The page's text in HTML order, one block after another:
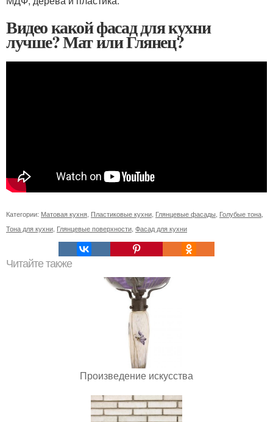
Видео какой фасад для кухни
лучше? Мат или Глянец?
Категории: Матовая кухня Пластиковые кухни Глянцевые фасады Голубые тона
Тона для кухни Глянцевые поверхности Фасад для кухни
Читайте также
Произведение искусства